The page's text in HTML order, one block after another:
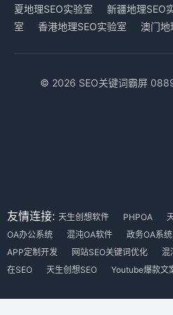
夏地理SEO实验室
新疆地理SEO
室
香港地理SEO实验室 澳门地
© 2026 SEO关键词霸屏
友情连接: 天生创想软件 PHPOA
OA办公系统
混沌OA软件 政务OA系统
APP定制开发
网站SEO关键词优化 混
在SEO
天生创想SEO Youtube爆款文